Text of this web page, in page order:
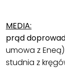
MEDIA:
prąd
umowa z Eneą)
studnia z